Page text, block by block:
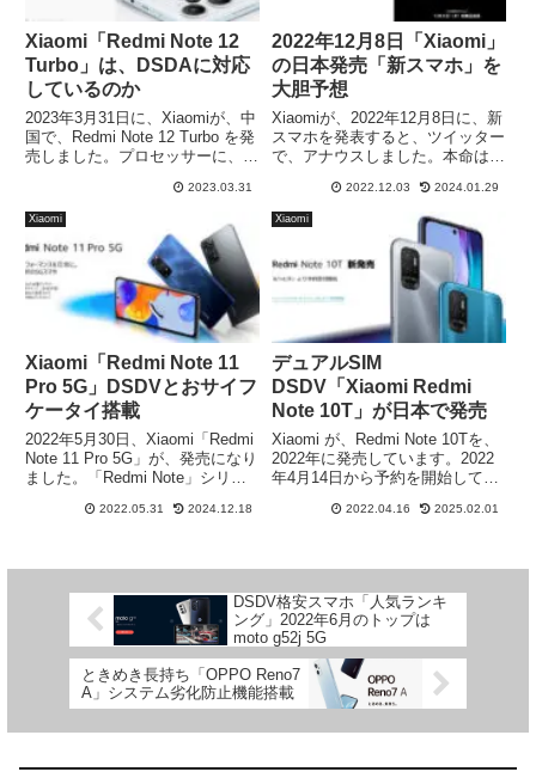
Xiaomi「Redmi Note 12
Turbo」は、DSDAに対応
しているのか
2023年3月31日に、Xiaomiが、中
国で、Redmi Note 12 Turbo を発
売しました。プロセッサーに、発
Snapdragon 7+ Gen 2 を搭載し
た、ミドルレンジスマホになりま
す。ハイエンドと言っていいほど
の、性能を持つ、Redmi Note 12
Turboの、スペックと特徴に迫り
ます。
2023.03.31
2022年12月8日「Xiaomi」
の日本発売「新スマホ」を
大胆予想
Xiaomiが、2022年12月8日に、新
スマホを発表すると、ツイッター
で、アナウスしました。本命は、
含め、新スマホを予想したいと思
います。ワクワクドキドキの、
Xiaomi 新スマホになります。
2022.12.03 2024.01.29
Xiaomi
Xiaomi「Redmi Note 11
Pro 5G」DSDVとおサイフ
ケータイ搭載
2022年5月30日、Xiaomi「Redmi
Note 11 Pro 5G」が、発売になり
ました。「Redmi Note」シリー
Redmi Note 11 Pro 5G は、
メインに、1億800万画素の、カ
メラを搭載した、ミドルレンジス
マホ、「nanoSIM + eSIM」の、
DSDVにも、対応しているので、
十分、遊べるスペックとなってい
2022.05.31 2024.12.18
Xiaomi
デュアルSIM
DSDV「Xiaomi Redmi
Note 10T」が日本で発売
Xiaomi が、Redmi Note 10Tを、
2022年に発売しています。2022
年4月14日から予約を開始してお
定しています。ローエンドスマホ
ホになります。
2022.04.16 2025.02.01
DSDV格安スマホ「人気ランキ
ング」2022年6月のトップは
moto g52j 5G
ときめき長持ち「OPPO Reno7
A」システム劣化防止機能搭載